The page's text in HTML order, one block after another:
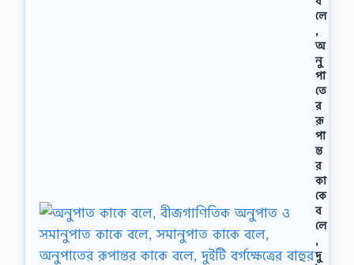
লে
,
অ
নু
পা
তে
র
রূ
পা
ন্ত
র
কা
কে
ব
লে
,
দু